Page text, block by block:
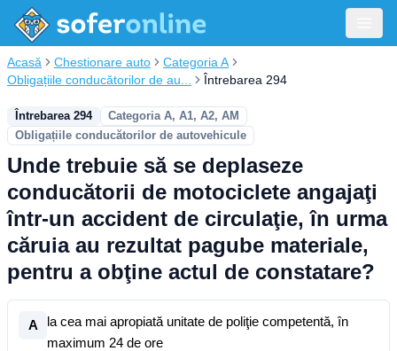
Acasă Chestionare auto
Categoria A
Obligațiile conducătorilor de au...
Întrebarea 294
Întrebarea 294
Categoria A, A1, A2, AM
Obligațiile conducătorilor de autovehicule
Unde trebuie să se deplaseze
conducătorii de motociclete angajaţi
într-un accident de circulaţie, în urma
căruia au rezultat pagube materiale,
pentru a obţine actul de constatare?
A
la cea mai apropiată unitate de poliţie competentă, în
maximum 24 de ore